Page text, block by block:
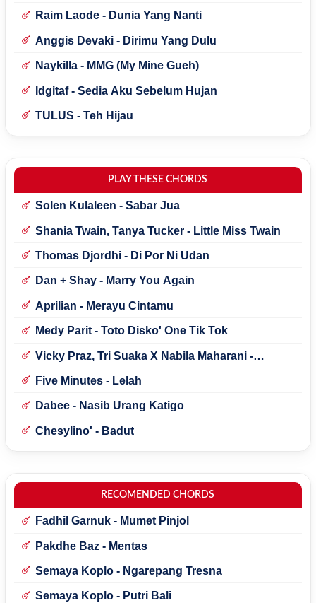
Raim Laode - Dunia Yang Nanti
Anggis Devaki - Dirimu Yang Dulu
Naykilla - MMG (My Mine Gueh)
Idgitaf - Sedia Aku Sebelum Hujan
TULUS - Teh Hijau
PLAY THESE CHORDS
Solen Kulaleen - Sabar Jua
Shania Twain, Tanya Tucker - Little Miss Twain
Thomas Djordhi - Di Por Ni Udan
Dan + Shay - Marry You Again
Aprilian - Merayu Cintamu
Medy Parit - Toto Disko' One Tik Tok
Vicky Praz, Tri Suaka X Nabila Maharani -
Five Minutes - Lelah
Dabee - Nasib Urang Katigo
Chesylino' - Badut
RECOMENDED CHORDS
Fadhil Garnuk - Mumet Pinjol
Pakdhe Baz - Mentas
Semaya Koplo - Ngarepang Tresna
Semaya Koplo - Putri Bali